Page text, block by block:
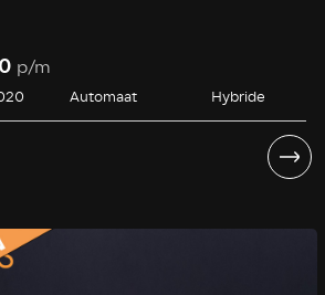
p/m
Automaat Hybride